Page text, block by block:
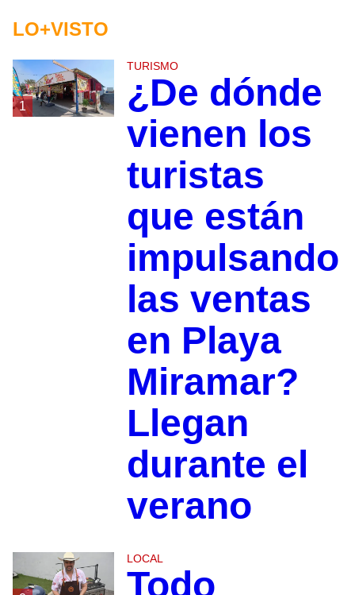
LO+VISTO
1
TURISMO
¿De dónde
vienen los
turistas
que están
impulsando
las ventas
en Playa
Miramar?
Llegan
durante el
verano
LOCAL
Todo